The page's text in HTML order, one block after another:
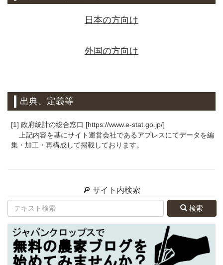
日本の方向け
外国の方向け
出典、定義等
[1] 政府統計の総合窓口 [https://www.e-stat.go.jp/]
上記内容を基にサイト運営会社であるアプレスにてデータを編
集・加工・再構成して掲載しております。
🔎 サイト内検索
検索